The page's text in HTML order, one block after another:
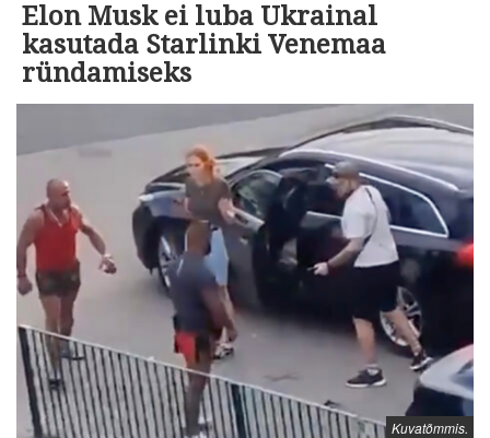
Elon Musk ei luba Ukrainal
kasutada Starlinki Venemaa
ründamiseks
Kuvatõmmis.